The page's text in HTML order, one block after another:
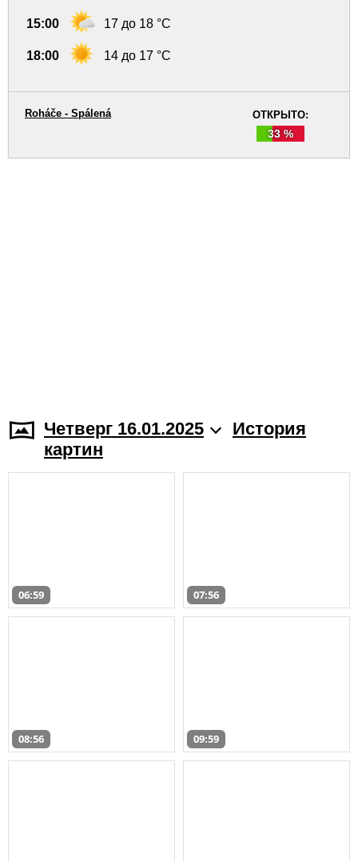
15:00 17 до 18 °C
18:00 14 до 17 °C
ОТКРЫТО:
33 %
Roháče - Spálená
Четверг 16.01.2025
История
картин
06:59 07:56
08:56 09:59